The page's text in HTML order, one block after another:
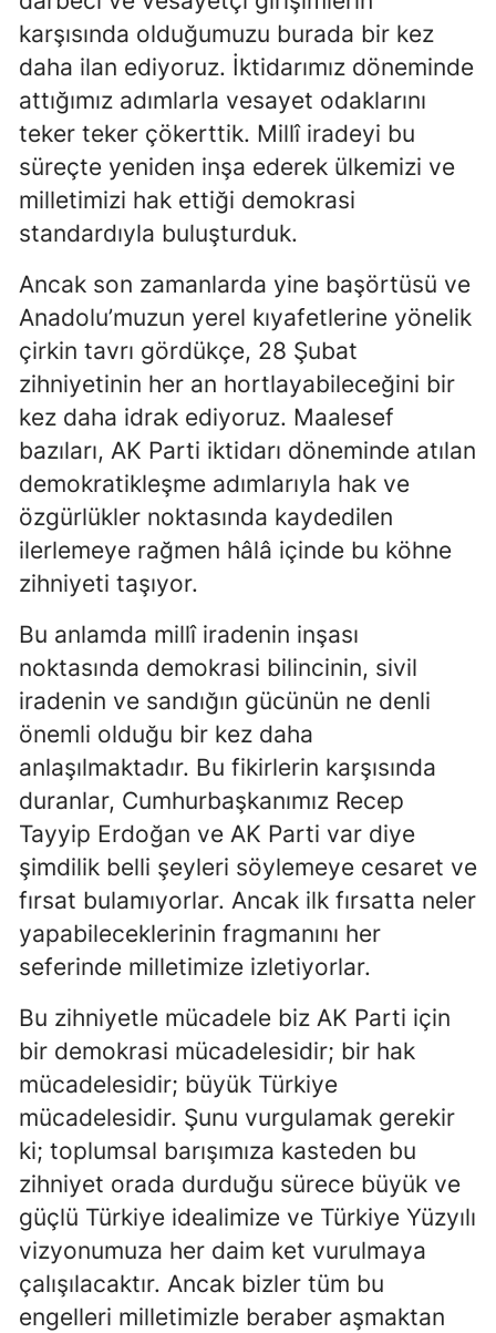
karşısında olduğumuzu burada bir kez
daha ilan ediyoruz. İktidarımız döneminde
attığımız adımlarla vesayet odaklarını
teker teker çökerttik. Millî iradeyi bu
süreçte yeniden inşa ederek ülkemizi ve
milletimizi hak ettiği demokrasi
standardıyla buluşturduk.
Ancak son zamanlarda yine başörtüsü ve
Anadolu’muzun yerel kıyafetlerine yönelik
çirkin tavrı gördükçe, 28 Şubat
zihniyetinin her an hortlayabileceğini bir
kez daha idrak ediyoruz. Maalesef
bazıları, AK Parti iktidarı döneminde atılan
demokratikleşme adımlarıyla hak ve
özgürlükler noktasında kaydedilen
ilerlemeye rağmen hâlâ içinde bu köhne
zihniyeti taşıyor.
Bu anlamda millî iradenin inşası
noktasında demokrasi bilincinin, sivil
iradenin ve sandığın gücünün ne denli
önemli olduğu bir kez daha
anlaşılmaktadır. Bu fikirlerin karşısında
duranlar, Cumhurbaşkanımız Recep
Tayyip Erdoğan ve AK Parti var diye
şimdilik belli şeyleri söylemeye cesaret ve
fırsat bulamıyorlar. Ancak ilk fırsatta neler
yapabileceklerinin fragmanını her
seferinde milletimize izletiyorlar.
Bu zihniyetle mücadele biz AK Parti için
bir demokrasi mücadelesidir; bir hak
mücadelesidir; büyük Türkiye
mücadelesidir. Şunu vurgulamak gerekir
ki; toplumsal barışımıza kasteden bu
zihniyet orada durduğu sürece büyük ve
güçlü Türkiye idealimize ve Türkiye Yüzyılı
vizyonumuza her daim ket vurulmaya
çalışılacaktır. Ancak bizler tüm bu
engelleri milletimizle beraber aşmaktan